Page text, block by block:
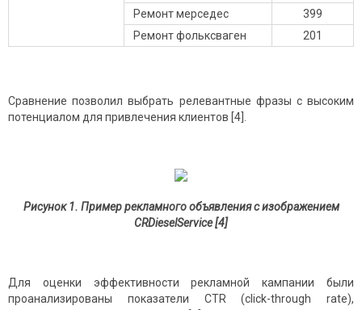
Ремонт мерседес
399
Ремонт фольксваген
201
Сравнение позволил выбрать релевантные фразы с высоким
потенциалом для привлечения клиентов [4].
Рисунок 1. Пример рекламного объявления с изображением
CRDieselService [4]
Для оценки эффективности рекламной кампании были
проанализированы показатели CTR (click-through rate),